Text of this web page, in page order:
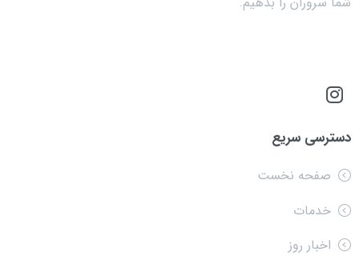
دسترسی سریع
صفحه نخست
خدمات
اخبار روز